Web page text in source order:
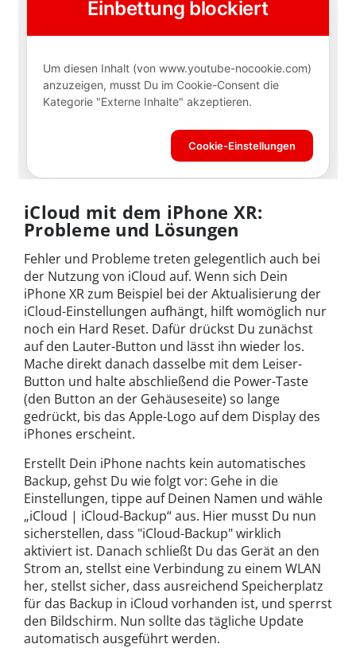
iCloud mit dem iPhone XR:
Probleme und Lösungen
Fehler und Probleme treten gelegentlich auch bei
der Nutzung von iCloud auf. Wenn sich Dein
iPhone XR zum Beispiel bei der Aktualisierung der
iCloud-Einstellungen aufhängt, hilft womöglich nur
noch ein Hard Reset. Dafür drückst Du zunächst
auf den Lauter-Button und lässt ihn wieder los.
Mache direkt danach dasselbe mit dem Leiser-
Button und halte abschließend die Power-Taste
(den Button an der Gehäuseseite) so lange
gedrückt, bis das Apple-Logo auf dem Display des
iPhones erscheint.
Erstellt Dein iPhone nachts kein automatisches
Backup, gehst Du wie folgt vor: Gehe in die
Einstellungen, tippe auf Deinen Namen und wähle
„iCloud | iCloud-Backup“ aus. Hier musst Du nun
sicherstellen, dass "iCloud-Backup" wirklich
aktiviert ist. Danach schließt Du das Gerät an den
Strom an, stellst eine Verbindung zu einem WLAN
her, stellst sicher, dass ausreichend Speicherplatz
für das Backup in iCloud vorhanden ist, und sperrst
den Bildschirm. Nun sollte das tägliche Update
automatisch ausgeführt werden.